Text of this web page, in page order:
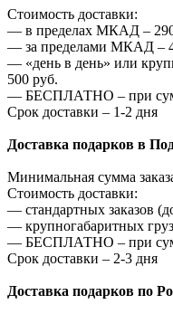
Стоимость доставки:
— в пределах МКАД –
— за пределами МКАД –
— «день в день» или
500 руб.
— БЕСПЛАТНО – при
Срок доставки – 1-2 дня
Доставка подарков в
Минимальная сумма
Стоимость доставки:
— стандартных заказов
— крупногабаритных
— БЕСПЛАТНО – при
Срок доставки – 2-3 дня
Доставка подарков по